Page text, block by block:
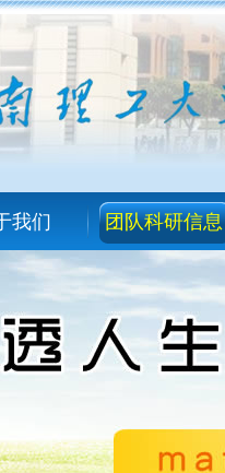
我们 团队科研信息